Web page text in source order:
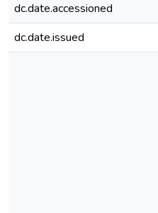
dc.date.accessioned
dc.date.issued